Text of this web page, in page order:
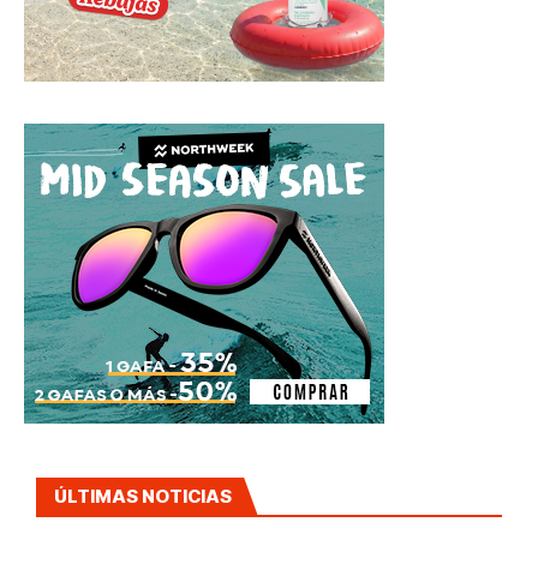
ÚLTIMAS NOTICIAS